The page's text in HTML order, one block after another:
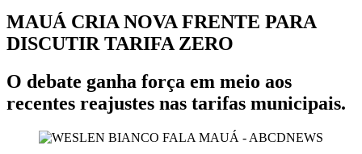
MAUÁ CRIA NOVA FRENTE PARA
DISCUTIR TARIFA ZERO
O debate ganha força em meio aos
recentes reajustes nas tarifas municipais.